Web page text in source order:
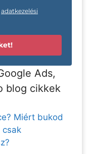
adatkezelési
Ads,
blog cikkek
Miért bukod
csak